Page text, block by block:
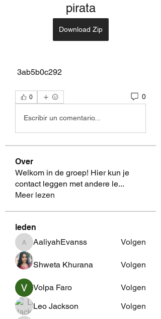
pirata
Download Zip
3ab5b0c292
0 0
Escribir un comentario...
Over
Welkom in de groep! Hier kun je
contact leggen met andere le...
Meer lezen
leden
AaliyahEvanss
AaliyahEvanss Volgen
Shweta Khurana Volgen
Volpa Faro
Volgen
Leo Jackson
Volgen